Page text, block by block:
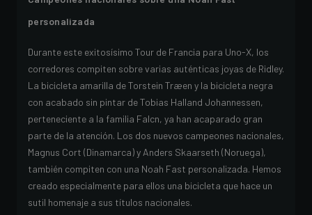
personalizada
Durante este exitosísimo Tour de Francia para Uno-X, los
corredores compiten sobre varias auténticas joyas de Ridley.
La bicicleta amarilla de Torstein Træen y la bicicleta negra
con acabado sin pintar de Tobias Halland Johannessen,
perteneciente a la familia Falcn, ya han acaparado gran
parte de la atención. Los dos nuevos campeones nacionales,
Magnus Cort (Dinamarca) y Anders Skaarseth (Noruega),
también compiten con una Noah Fast personalizada. Hemos
creado especialmente para ellos una bicicleta que hace un
sutil homenaje a sus títulos nacionales.